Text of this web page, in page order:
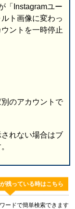
「Instagramユー
ト画像に変わっ
ントを一時停止
のアカウントで
れない場合はブ
残っている時はこちら
ードで簡単検索できます